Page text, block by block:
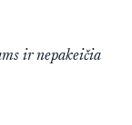
ir nepakeičia